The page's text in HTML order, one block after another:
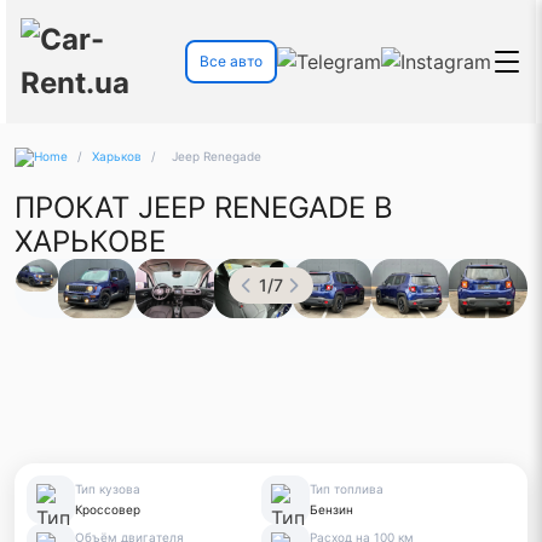
Все авто
/ Харьков / Jeep Renegade
ПРОКАТ JEEP RENEGADE В
ХАРЬКОВЕ
1/7
Тип кузова
Кроссовер
Тип топлива
Бензин
Объём двигателя
Расход на 100 км